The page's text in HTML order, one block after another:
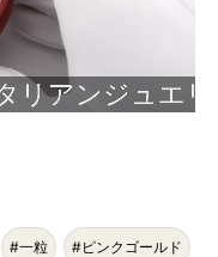
#一粒 #ピンクゴールド